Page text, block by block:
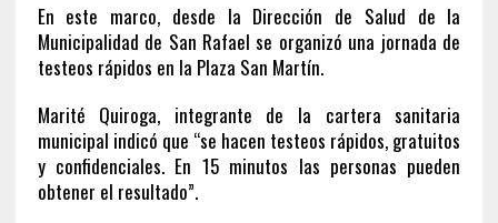
En este marco, desde la Dirección de Salud de la
Municipalidad de San Rafael se organizó una jornada de
testeos rápidos en la Plaza San Martín.
Marité Quiroga, integrante de la cartera sanitaria
municipal indicó que “se hacen testeos rápidos, gratuitos
y confidenciales. En 15 minutos las personas pueden
obtener el resultado”.